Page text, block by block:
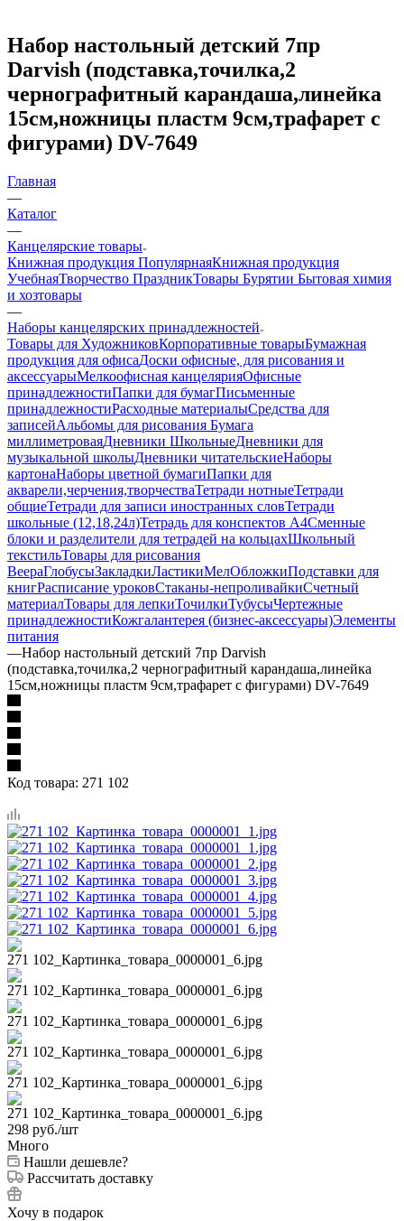
Набор настольный детский 7пр
Darvish (подставка,точилка,2
чернографитный карандаша,линейка
15см,ножницы пластм 9см,трафарет с
фигурами) DV-7649
Главная
—
Каталог
—
Канцелярские товары
Книжная продукция ПопулярнаяКнижная продукция
УчебнаяТворчество ПраздникТовары Бурятии Бытовая химия
и хозтовары
—
Наборы канцелярских принадлежностей
Товары для ХудожниковКорпоративные товарыБумажная
продукция для офисаДоски офисные, для рисования и
аксессуарыМелкоофисная канцелярияОфисные
принадлежностиПапки для бумагПисьменные
принадлежностиРасходные материалыСредства для
записейАльбомы для рисования Бумага
миллиметроваяДневники ШкольныеДневники для
музыкальной школыДневники читательскиеНаборы
картонаНаборы цветной бумагиПапки для
акварели,черчения,творчестваТетради нотныеТетради
общиеТетради для записи иностранных словТетради
школьные (12,18,24л)Тетрадь для конспектов А4Сменные
блоки и разделители для тетрадей на кольцахШкольный
текстильТовары для рисования
ВеераГлобусыЗакладкиЛастикиМелОбложкиПодставки для
книгРасписание уроковСтаканы-непроливайкиСчетный
материалТовары для лепкиТочилкиТубусыЧертежные
принадлежностиКожгалантерея (бизнес-аксессуары)Элементы
питания
—Набор настольный детский 7пр Darvish
(подставка,точилка,2 чернографитный карандаша,линейка
15см,ножницы пластм 9см,трафарет с фигурами) DV-7649
Код товара: 271 102
298 руб./шт
Много
Нашли дешевле?
Рассчитать доставку
Хочу в подарок